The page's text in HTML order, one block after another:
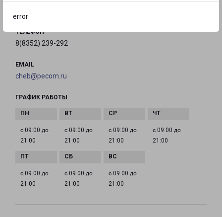
error
ТЕЛЕФОН
8(8352) 239-292
EMAIL
cheb@pecom.ru
ГРАФИК РАБОТЫ
с 09:00 до
21:00
с 09:00 до
21:00
с 09:00 до
21:00
с 09:00 до
21:00
с 09:00 до
21:00
с 09:00 до
21:00
с 09:00 до
21:00